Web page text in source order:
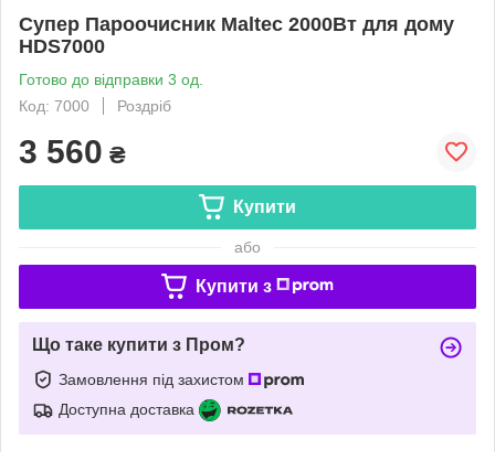
Супер Пароочисник Maltec 2000Вт для дому
HDS7000
Готово до відправки 3 од.
Код: 7000
Роздріб
3 560 ₴
Купити
або
Купити з
Що таке купити з Пром?
Замовлення під захистом
Доступна доставка